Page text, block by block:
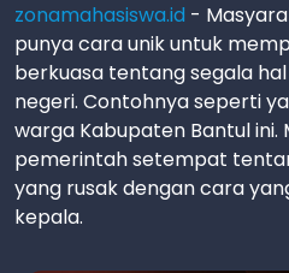
zonamahasiswa.id -
punya cara unik untuk
berkuasa tentang segala
negeri. Contohnya seperti
warga Kabupaten Bantul
pemerintah setempat
yang rusak dengan cara
kepala.